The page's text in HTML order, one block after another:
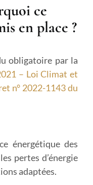
ce
en place ?
obligatoire par la
– Loi Climat et
n° 2022-1143 du
énergétique des
pertes d’énergie
adaptées.